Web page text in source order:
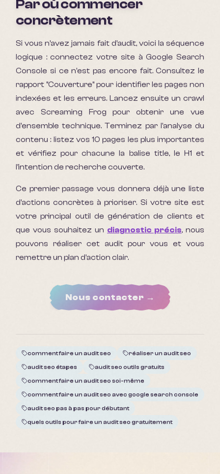
Par où commencer
concrètement
Si vous n'avez jamais fait d'audit, voici la séquence
logique : connectez votre site à Google Search
Console si ce n'est pas encore fait. Consultez le
rapport "Couverture" pour identifier les pages non
indexées et les erreurs. Lancez ensuite un crawl
avec Screaming Frog pour obtenir une vue
d'ensemble technique. Terminez par l'analyse du
contenu : listez vos 10 pages les plus importantes
et vérifiez pour chacune la balise title, le H1 et
l'intention de recherche couverte.
Ce premier passage vous donnera déjà une liste
d'actions concrètes à prioriser. Si votre site est
votre principal outil de génération de clients et
que vous souhaitez un diagnostic précis, nous
pouvons réaliser cet audit pour vous et vous
remettre un plan d'action clair.
Nous contacter →
comment faire un audit seo
réaliser un audit seo
audit seo étapes
audit seo outils gratuits
comment faire un audit seo soi-même
comment faire un audit seo avec google search console
audit seo pas à pas pour débutant
quels outils pour faire un audit seo gratuitement